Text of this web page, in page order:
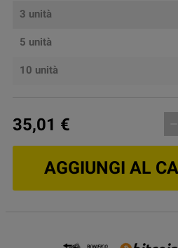
3 unità
5 unità
10 unità
35,01 €
AGGIUNGI AL